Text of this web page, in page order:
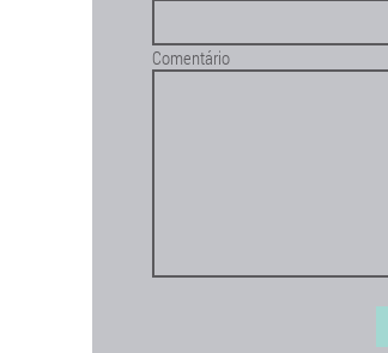
Comentário